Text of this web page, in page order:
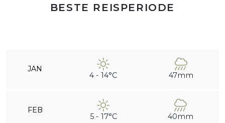
BESTE REISPERIODE
JAN
4 - 14°C 47mm
FEB
5 - 17°C 40mm